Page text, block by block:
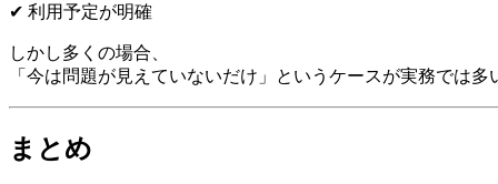
✔ 利用予定が明確
しかし多くの場合、
「今は問題が見えていないだけ」というケースが実務では多
まとめ